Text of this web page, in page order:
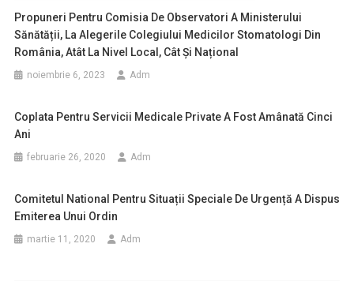
Propuneri Pentru Comisia De Observatori A Ministerului
Sănătății, La Alegerile Colegiului Medicilor Stomatologi Din
România, Atât La Nivel Local, Cât Și Național
noiembrie 6, 2023 Adm
Coplata Pentru Servicii Medicale Private A Fost Amânată Cinci
Ani
februarie 26, 2020 Adm
Comitetul National Pentru Situații Speciale De Urgență A Dispus
Emiterea Unui Ordin
martie 11, 2020 Adm